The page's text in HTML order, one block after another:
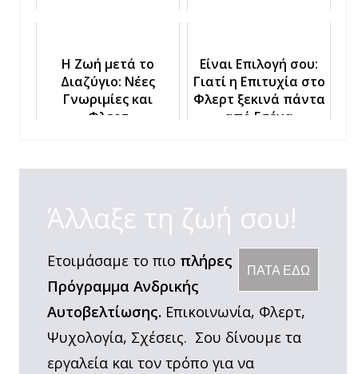
Η Ζωή μετά το
Διαζύγιο: Νέες
Γνωριμίες και
Φλερτ
Είναι Επιλογή σου:
Γιατί η Επιτυχία στο
Φλερτ ξεκινά πάντα
από Εσένα
Άλλαξε τη ζωή σου!
ΠΑΤΑ ΕΔΩ
Ετοιμάσαμε το πιο πλήρες
Πρόγραμμα Ανδρικής
Αυτοβελτίωσης. Επικοινωνία, Φλερτ,
Ψυχολογία, Σχέσεις. Σου δίνουμε τα
εργαλεία και τον τρόπο για να